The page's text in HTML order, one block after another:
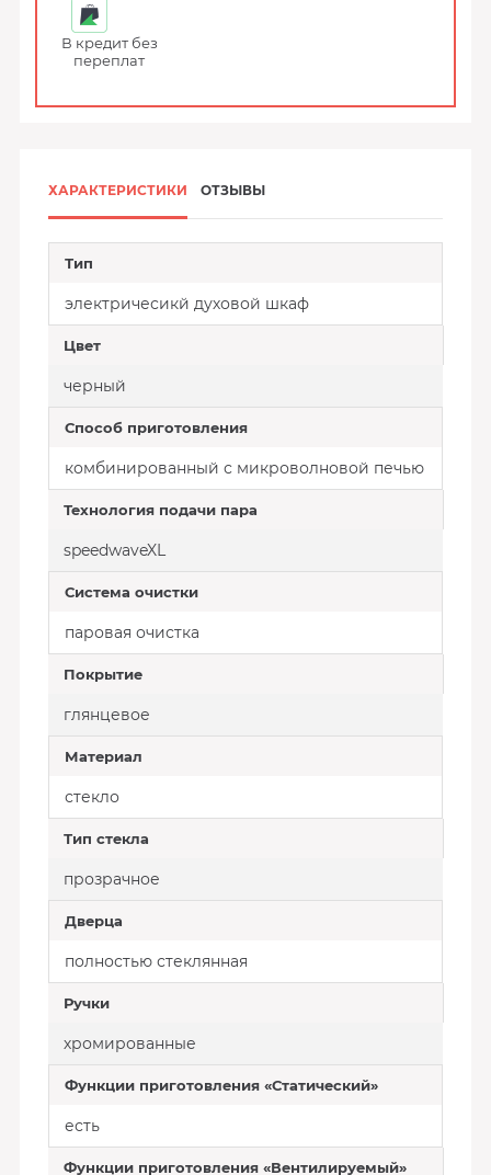
В кредит без
переплат
ХАРАКТЕРИСТИКИ ОТЗЫВЫ
Тип
электричесикй духовой шкаф
Цвет
черный
Способ приготовления
комбинированный с микроволновой печью
Технология подачи пара
speedwaveXL
Система очистки
паровая очистка
Покрытие
глянцевое
Материал
стекло
Тип стекла
прозрачное
Дверца
полностью стеклянная
Ручки
хромированные
Функции приготовления «Статический»
есть
Функции приготовления «Вентилируемый»